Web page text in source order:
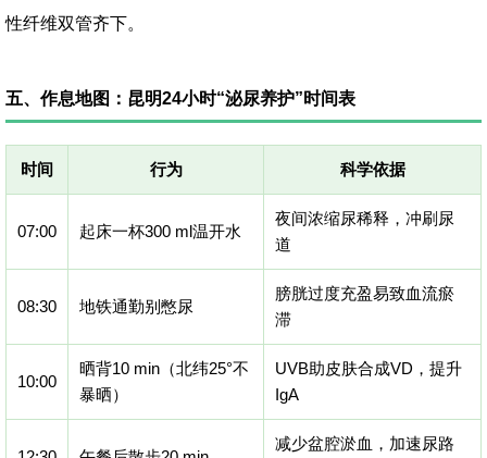
性纤维双管齐下。
五、作息地图：昆明24小时“泌尿养护”时间表
时间 行为 科学依据
07:00 起床一杯300 ml温开水
夜间浓缩尿稀释，冲刷尿
道
08:30 地铁通勤别憋尿
膀胱过度充盈易致血流瘀
滞
10:00
晒背10 min（北纬25°不
暴晒）
UVB助皮肤合成VD，提升
IgA
减少盆腔淤血，加速尿路